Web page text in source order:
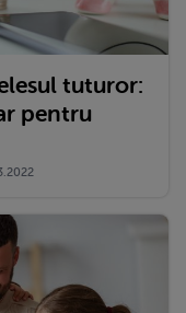
tuturor:
pentru